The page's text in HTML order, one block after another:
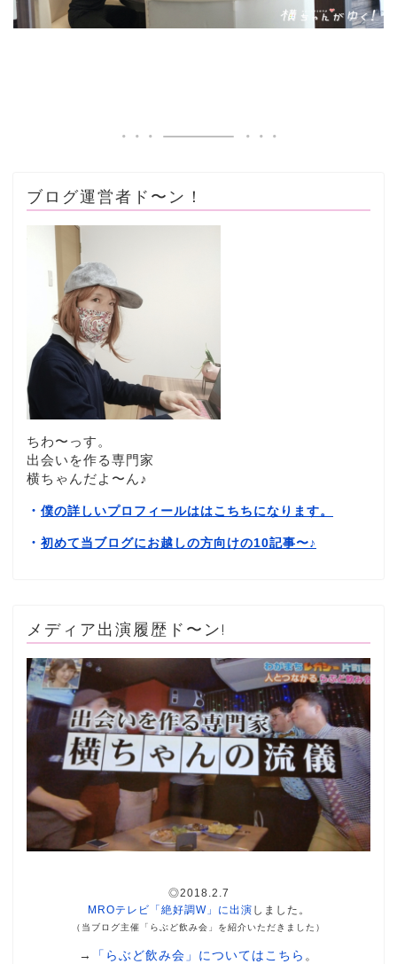
ブログ運営者ド〜ン！
ちわ〜っす。
出会いを作る専門家
横ちゃんだよ〜ん♪
・ 僕の詳しいプロフィールははこちちになります。
・ 初めて当ブログにお越しの方向けの10記事〜♪
メディア出演履歴ド〜ン!
◎2018.2.7
MROテレビ「絶好調W」に出演 しました。
（当ブログ主催「らぶど飲み会」を紹介いただきました）
→ 「らぶど飲み会」についてはこちら 。